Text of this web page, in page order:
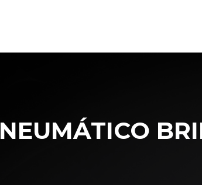
NEUMÁTICO